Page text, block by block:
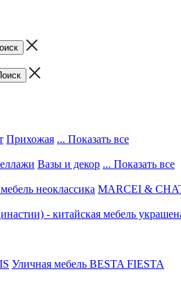
Прихожая ... Показать все
Вазы и декор ... Показать все
неоклассика MARCEI &
- китайская мебель
Уличная мебель BESTA FIESTA